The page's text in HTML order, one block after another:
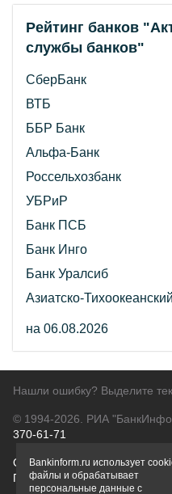
Рейтинг банков
службы банков"
СберБанк
ВТБ
ББР Банк
Альфа-Банк
Россельхозбанк
УБРиР
Банк ПСБ
Банк Инго
Банк Уралсиб
Азиатско-
на 06.08.2026
Нашли ошибку? Выделите
© 1994-2026. РИА
370-61-71
О проектеПолитика
Правовая информацияДля
Bankinform.ru использует
файлы и обрабатывает
персональные данные с